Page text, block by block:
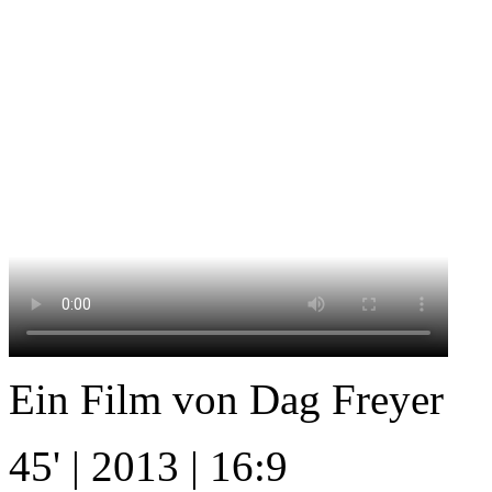
Ein Film von Dag Freyer
45' | 2013 | 16:9